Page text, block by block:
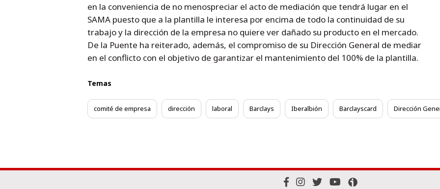
en la conveniencia de no menospreciar el acto de mediación que tendrá lugar en el
SAMA puesto que a la plantilla le interesa por encima de todo la continuidad de su
trabajo y la dirección de la empresa no quiere ver dañado su producto en el mercado.
De la Puente ha reiterado, además, el compromiso de su Dirección General de mediar
en el conflicto con el objetivo de garantizar el mantenimiento del 100% de la plantilla.
Temas
comité de empresa dirección laboral Barclays Iberalbión Barclayscard Dirección